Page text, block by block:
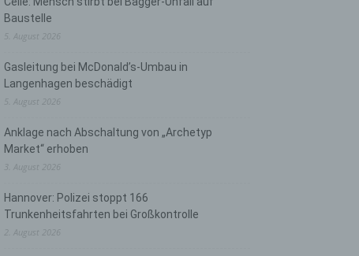
Baustelle
5. August 2026
Gasleitung bei McDonald’s-Umbau in
Langenhagen beschädigt
5. August 2026
Anklage nach Abschaltung von „Archetyp
Market“ erhoben
3. August 2026
Hannover: Polizei stoppt 166
Trunkenheitsfahrten bei Großkontrolle
2. August 2026